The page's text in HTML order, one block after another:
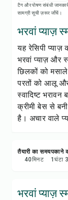
टैग और पोषण संबंधी
सामग्री सूची ज़रूर जाँचें।
भरवां प्याज़
यह रेसिपी
भरवां प्याज़ और
छिलकों को
परतों को आलू
स्वादिष्ट
क्रीमी बेस से
है। अचार वाले
तैयारी का समय
40मिनट
पकाने
1 घंटा
भरवां प्याज़